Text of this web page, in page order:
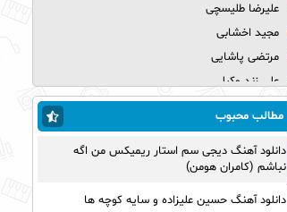
علیرضا طلیسچی
مجید اخشابی
مرتضی پاشایی
علی زند وکیلی
میلاد بابایی
مهدی یراحی
روزبه نعمت الهی
عماد طالب زاده
علی عبدالمالکی
مطالب محبوب
دانلود آهنگ دیجی سم استار ریمیکس من اگه
نباشم (کامران هومن)
دانلود آهنگ حسین علیزاده و سایه کوچه ها